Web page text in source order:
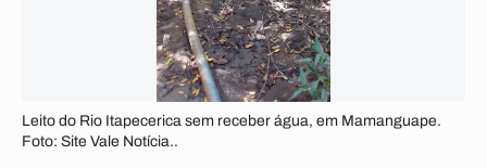
Leito do Rio Itapecerica sem receber água, em Mamanguape.
Foto: Site Vale Notícia..